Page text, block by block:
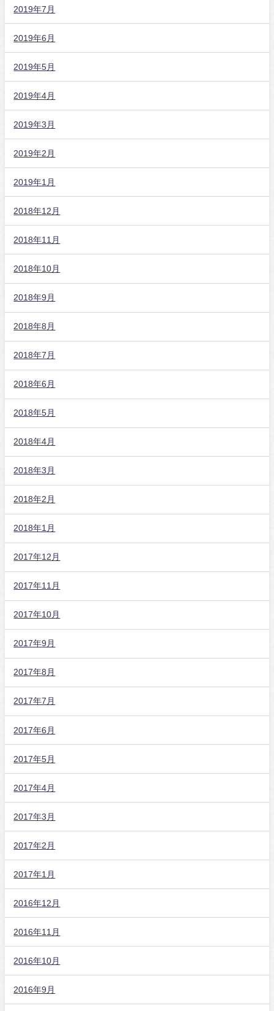
2019年7月
2019年6月
2019年5月
2019年4月
2019年3月
2019年2月
2019年1月
2018年12月
2018年11月
2018年10月
2018年9月
2018年8月
2018年7月
2018年6月
2018年5月
2018年4月
2018年3月
2018年2月
2018年1月
2017年12月
2017年11月
2017年10月
2017年9月
2017年8月
2017年7月
2017年6月
2017年5月
2017年4月
2017年3月
2017年2月
2017年1月
2016年12月
2016年11月
2016年10月
2016年9月